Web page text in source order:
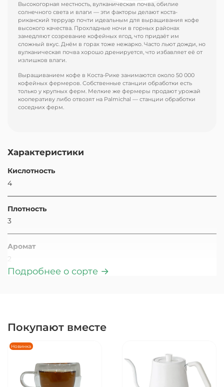
Высокогорная местность, вулканическая почва, обилие
солнечного света и влаги — эти факторы делают коста-
риканский терруар почти идеальным для выращивания кофе
высокого качества. Прохладные ночи в горных районах
замедляют созревание кофейных ягод, что придаёт им
сложный вкус. Днём в горах тоже нежарко. Часто льют дожди, но
вулканическая почва хорошо дренируется, что избавляет её от
излишков влаги.
Выращиванием кофе в Коста-Рике занимаются около 50 000
кофейных фермеров. Собственные станции обработки есть
только у крупных ферм. Мелкие же фермеры продают урожай
кооперативу либо отвозят на Palmichal — станции обработки
соседних ферм.
Характеристики
Кислотность
4
Плотность
3
Аромат
2
Степень обжарки
Светлая
17-18
Подробнее о сорте →
Покупают вместе
Новинка